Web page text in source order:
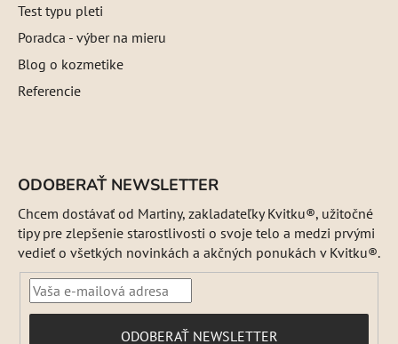
Test typu pleti
Poradca - výber na mieru
Blog o kozmetike
Referencie
ODOBERAŤ NEWSLETTER
Chcem dostávať od Martiny, zakladateľky Kvitku®, užitočné
tipy pre zlepšenie starostlivosti o svoje telo a medzi prvými
vedieť o všetkých novinkách a akčných ponukách v Kvitku®.
PRIHLÁSIŤ
ODOBERAŤ NEWSLETTER